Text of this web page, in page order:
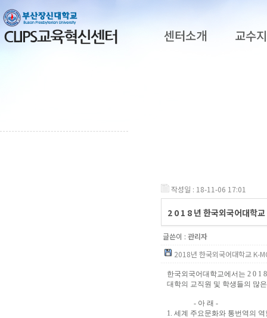
센터소개 교수
작성일 : 18-11-06 17:01
2 0 1 8 년 한국외국어대학
글쓴이 : 관리자
2018년 한국외국어대학교 K-
한국외국어대학교에서는 2 0 1
대학의 교직원 및 학생들의 많
- 아 래 -
1. 세계 주요문화와 통번역의